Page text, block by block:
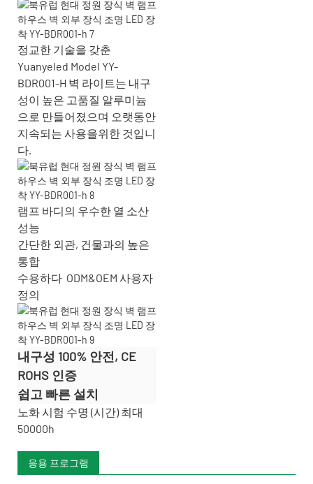
정교한 기술을 갖춘
Yuanyeled Model YY-
BDR001-H 벽 라이트는 내구
성이 높은 고품질 알루미늄
으로 만들어졌으며 오랫동안
지속되는 사용을위한 것입니
다.
램프 바디의 우수한 열 소산
성능
간단한 외관, 건물과의 높은
통합
수용하다 ODM&OEM 사용자
정의
내구성 100% 안전, CE
ROHS 인증
쉽고 빠른 설치
노화 시험 수명 (시간) 최대
50000h
응용 프로그램